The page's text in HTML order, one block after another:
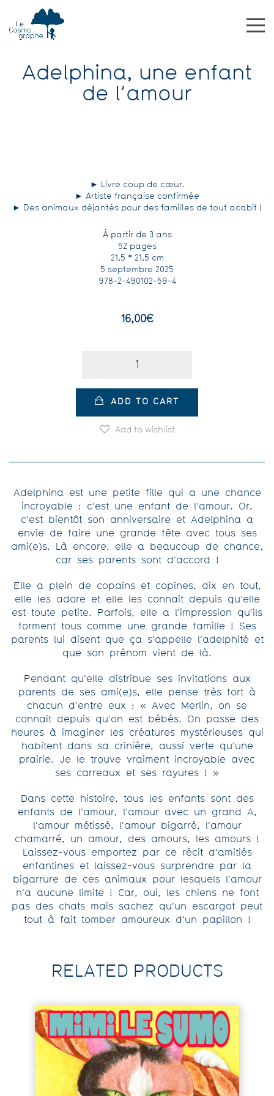
Adelphina, une enfant
de l’amour
► Livre coup de cœur.
► Artiste française confirmée
► Des animaux déjantés pour des familles de tout acabit !
À partir de 3 ans
52 pages
21,5 * 21,5 cm
5 septembre 2025
978-2-490102-59-4
16,00€
ADD TO CART
Add to wishlist
Adelphina est une petite fille qui a une chance
incroyable : c’est une enfant de l’amour. Or,
c’est bientôt son anniversaire et Adelphina a
envie de faire une grande fête avec tous ses
ami(e)s. Là encore, elle a beaucoup de chance,
car ses parents sont d’accord !
Elle a plein de copains et copines, dix en tout,
elle les adore et elle les connait depuis qu’elle
est toute petite. Parfois, elle a l’impression qu’ils
forment tous comme une grande famille ! Ses
parents lui disent que ça s’appelle l’adelphité et
que son prénom vient de là.
Pendant qu’elle distribue ses invitations aux
parents de ses ami(e)s, elle pense très fort à
chacun d’entre eux : « Avec Merlin, on se
connait depuis qu’on est bébés. On passe des
heures à imaginer les créatures mystérieuses qui
habitent dans sa crinière, aussi verte qu’une
prairie. Je le trouve vraiment incroyable avec
ses carreaux et ses rayures ! »
Dans cette histoire, tous les enfants sont des
enfants de l’amour, l’amour avec un grand A,
l’amour métissé, l’amour bigarré, l’amour
chamarré, un amour, des amours, les amours !
Laissez-vous emportez par ce récit d’amitiés
enfantines et laissez-vous surprendre par la
bigarrure de ces animaux pour lesquels l’amour
n’a aucune limite ! Car, oui, les chiens ne font
pas des chats mais sachez qu’un escargot peut
tout à fait tomber amoureux d’un papillon !
RELATED PRODUCTS